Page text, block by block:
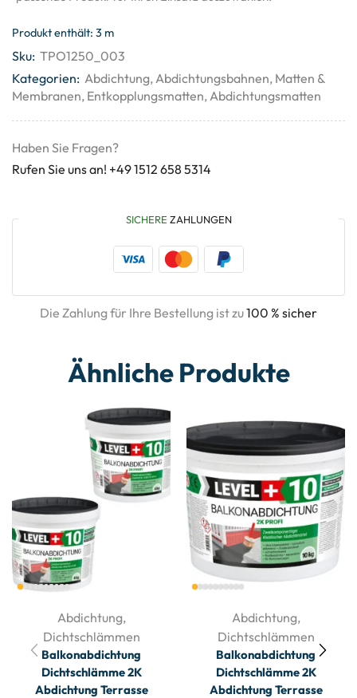
Produkt enthält: 3 m
Sku: TPO1250_003
Kategorien: Abdichtung,Abdichtungsbahnen, Matten &
Membranen, Entkopplungsmatten,Abdichtungsmatten
Haben Sie Fragen?
Rufen Sie uns an! +49 1512 658 5314
SICHERE ZAHLUNGEN
Die Zahlung für Ihre Bestellung ist zu100 % sicher
Ähnliche Produkte
Abdichtung,
Dichtschlämmen
Balkonabdichtung
Dichtschlämme 2K
Abdichtung Terrasse
Abdichtung,
Dichtschlämmen
Balkonabdichtung
Dichtschlämme 2K
Abdichtung Terrasse